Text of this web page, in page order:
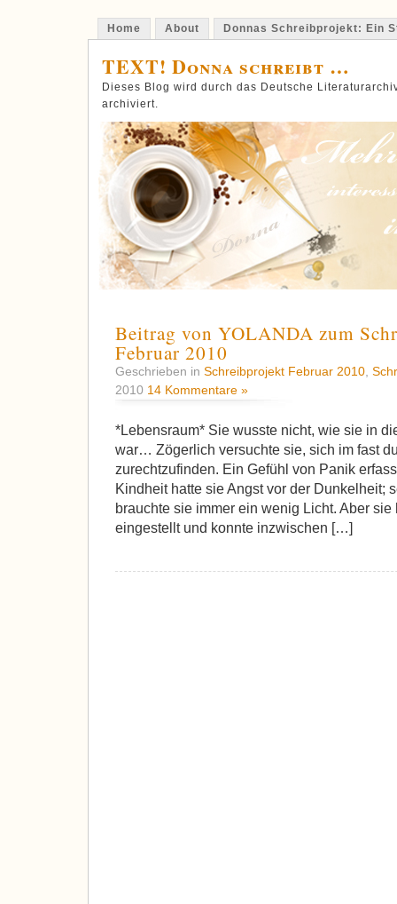
Home About Donnas Schreibprojekt: Ein
TEXT! Donna schreibt …
Dieses Blog wird durch das Deutsche
archiviert.
Beitrag von YOLANDA zum
Februar 2010
Geschrieben in Schreibprojekt Februar 2010
2010 14 Kommentare »
*Lebensraum* Sie wusste nicht, wie sie in
war… Zögerlich versuchte sie, sich im fast
zurechtzufinden. Ein Gefühl von Panik
Kindheit hatte sie Angst vor der Dunkelheit;
brauchte sie immer ein wenig Licht. Aber
eingestellt und konnte inzwischen […]